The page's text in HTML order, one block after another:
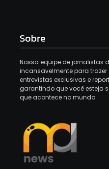
Sobre
Nossa equipe de jornalistas
incansavelmente para
entrevistas exclusivas e
garantindo que você esteja
que acontece no mundo.